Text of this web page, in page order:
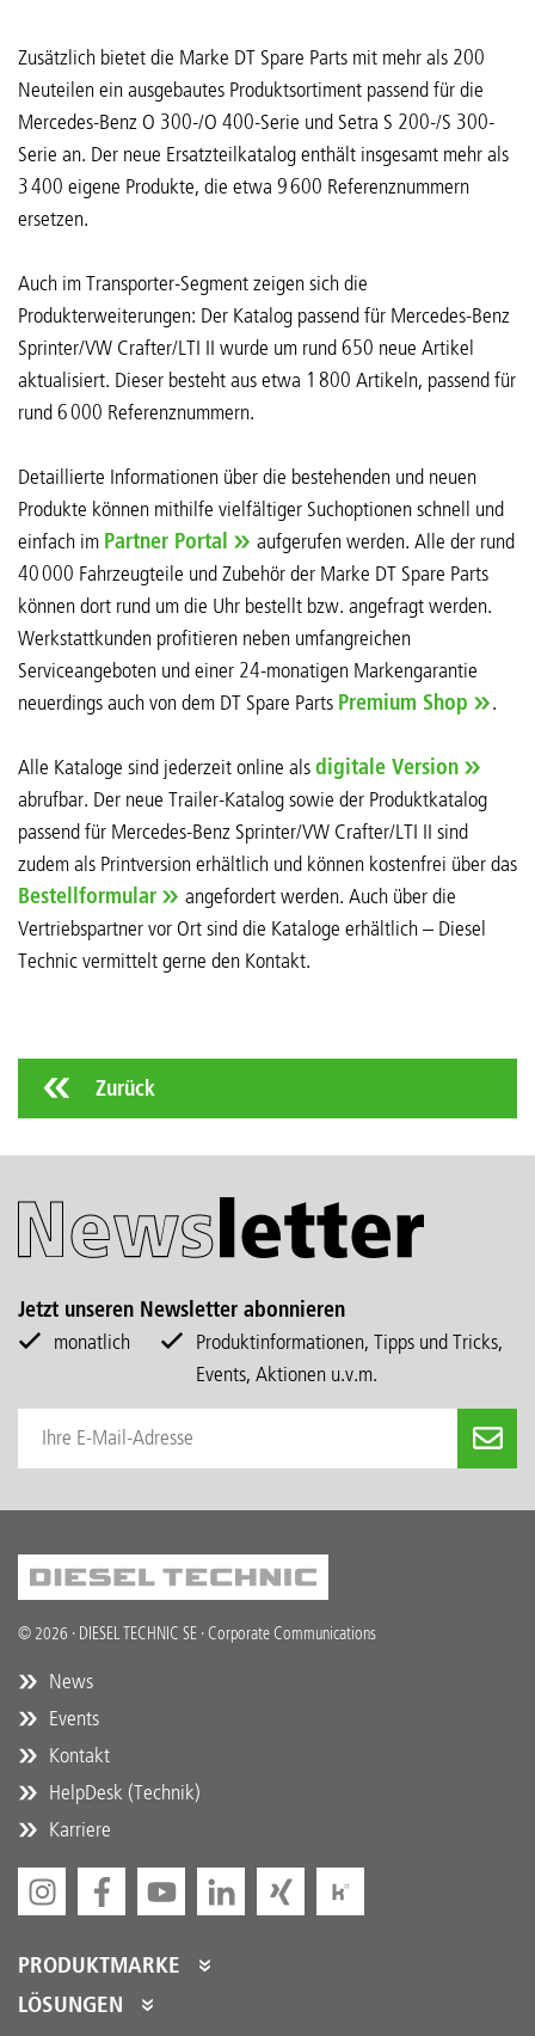
Zusätzlich bietet die Marke DT Spare Parts mit mehr als 200
Neuteilen ein ausgebautes Produktsortiment passend für die
Mercedes-Benz O 300-/O 400-Serie und Setra S 200-/S 300-
Serie an. Der neue Ersatzteilkatalog enthält insgesamt mehr als
3 400 eigene Produkte, die etwa 9 600 Referenznummern
ersetzen.
Auch im Transporter-Segment zeigen sich die
Produkterweiterungen: Der Katalog passend für Mercedes-Benz
Sprinter/VW Crafter/LTI II wurde um rund 650 neue Artikel
aktualisiert. Dieser besteht aus etwa 1 800 Artikeln, passend für
rund 6 000 Referenznummern.
Detaillierte Informationen über die bestehenden und neuen
Produkte können mithilfe vielfältiger Suchoptionen schnell und
einfach im Partner Portal
aufgerufen werden. Alle der rund
40 000 Fahrzeugteile und Zubehör der Marke DT Spare Parts
können dort rund um die Uhr bestellt bzw. angefragt werden.
Werkstattkunden profitieren neben umfangreichen
Serviceangeboten und einer 24-monatigen Markengarantie
neuerdings auch von dem DT Spare Parts Premium Shop .
Alle Kataloge sind jederzeit online alsdigitale Version
abrufbar. Der neue Trailer-Katalog sowie der Produktkatalog
passend für Mercedes-Benz Sprinter/VW Crafter/LTI II sind
zudem als Printversion erhältlich und können kostenfrei über das
Bestellformular
angefordert werden. Auch über die
Vertriebspartner vor Ort sind die Kataloge erhältlich – Diesel
Technic vermittelt gerne den Kontakt.
Zurück
Jetzt unseren Newsletter abonnieren
monatlich
Produktinformationen, Tipps und Tricks,
Events, Aktionen u.v.m.
© 2026 · DIESEL TECHNIC SE · Corporate Communications
News
Events
Kontakt
HelpDesk (Technik)
Karriere
PRODUKTMARKE
DT Spare Parts
LÖSUNGEN